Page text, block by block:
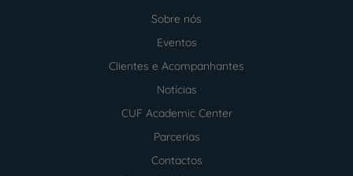
Sobre nós
Eventos
Clientes e Acompanhantes
Notícias
CUF Academic Center
Parcerias
Contactos